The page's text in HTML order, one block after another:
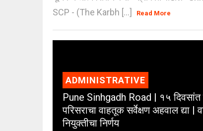
SCP - (The Karbh [...]
Read More
ADMINISTRATIVE
Pune Sinhgadh Road | १५ दिवसांत
परिसराचा वाहतूक सर्वेक्षण अहवाल द्या |
नियुक्तीचा निर्णय